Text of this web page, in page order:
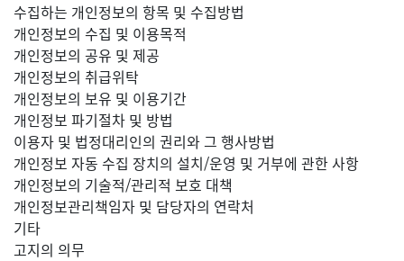
수집하는 개인정보의 항목 및 수집방법
개인정보의 수집 및 이용목적
개인정보의 공유 및 제공
개인정보의 취급위탁
개인정보의 보유 및 이용기간
개인정보 파기절차 및 방법
이용자 및 법정대리인의 권리와 그 행사방법
개인정보 자동 수집 장치의 설치/운영 및 거부에 관한 사항
개인정보의 기술적/관리적 보호 대책
개인정보관리책임자 및 담당자의 연락처
기타
고지의 의무